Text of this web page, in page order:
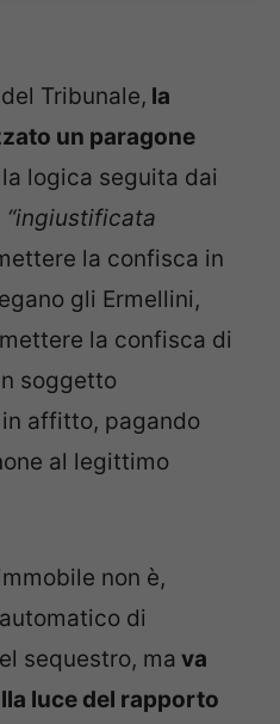
Tribunale, la
un paragone
logica seguita dai
“ingiustificata
la confisca in
gli Ermellini,
la confisca di
soggetto
affitto, pagando
al legittimo
non è,
di
sequestro, ma va
luce del rapporto